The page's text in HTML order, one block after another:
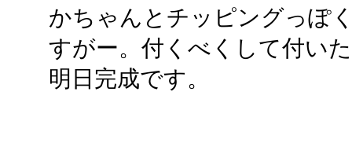
かちゃんとチッピングっぽ
すがー。付くべくして付い
明日完成です。